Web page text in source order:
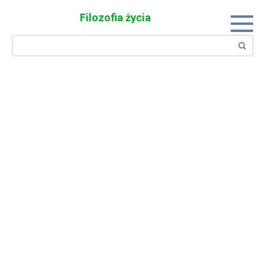
Filozofia życia
Search: